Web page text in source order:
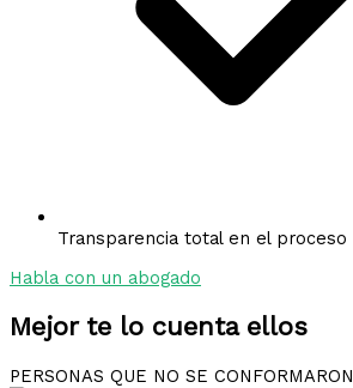
Transparencia total en el proceso
Habla con un abogado
Mejor te lo cuenta ellos
PERSONAS QUE NO SE CONFORMARON